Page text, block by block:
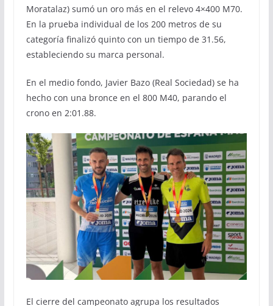
Moratalaz) sumó un oro más en el relevo 4×400 M70.
En la prueba individual de los 200 metros de su
categoría finalizó quinto con un tiempo de 31.56,
estableciendo su marca personal.
En el medio fondo, Javier Bazo (Real Sociedad) se ha
hecho con una bronce en el 800 M40, parando el
crono en 2:01.88.
El cierre del campeonato agrupa los resultados